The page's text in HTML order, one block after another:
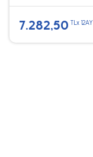
7.282,50 TLx 12AY